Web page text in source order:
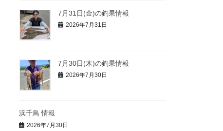
7月31日(金)の釣果情報
2026年7月31日
7月30日(木)の釣果情報
2026年7月30日
浜千鳥 情報
2026年7月30日